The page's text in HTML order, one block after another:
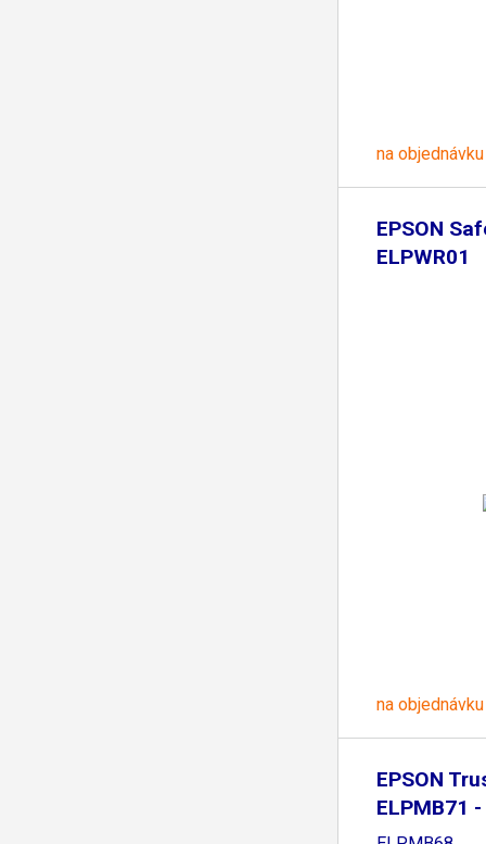
na objednávku
EPSON
ELPWR01
na objednávku
EPSON
ELPMB71